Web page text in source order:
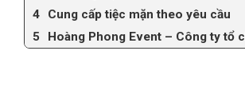
Cung cấp tiệc mặn theo yêu cầu
Hoàng Phong Event – Công ty tổ